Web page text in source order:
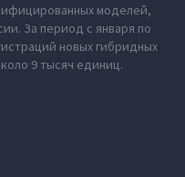
моделей,
За период с января по
новых гибридных
9 тысяч единиц.